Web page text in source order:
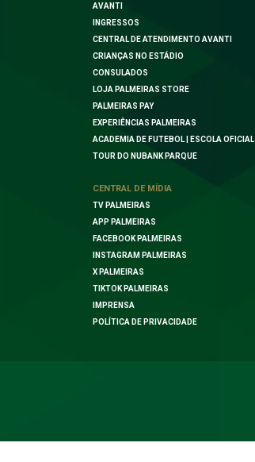
AVANTI
INGRESSOS
CENTRAL DE ATENDIMENTO AVANTI
CRIANÇAS NO ESTÁDIO
CONSULADOS
LOJA PALMEIRAS STORE
PALMEIRAS PAY
EXPERIÊNCIAS PALMEIRAS
ACADEMIA DE FUTEBOL | ESCOLA OFICIAL
TOUR DO NUBANK PARQUE
CENTRAL DE MÍDIA
TV PALMEIRAS
APP PALMEIRAS
FACEBOOK PALMEIRAS
INSTAGRAM PALMEIRAS
X PALMEIRAS
TIKTOK PALMEIRAS
IMPRENSA
POLÍTICA DE PRIVACIDADE